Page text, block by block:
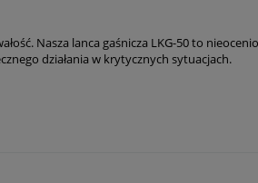
Nasza lanca gaśnicza LKG-50 to
działania w krytycznych sytuacjach.